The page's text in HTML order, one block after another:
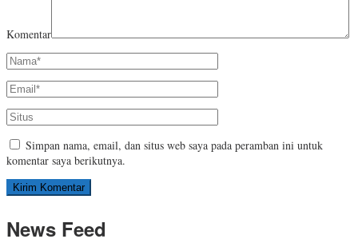
Komentar
Simpan nama, email, dan situs web saya pada peramban ini untuk
komentar saya berikutnya.
News Feed